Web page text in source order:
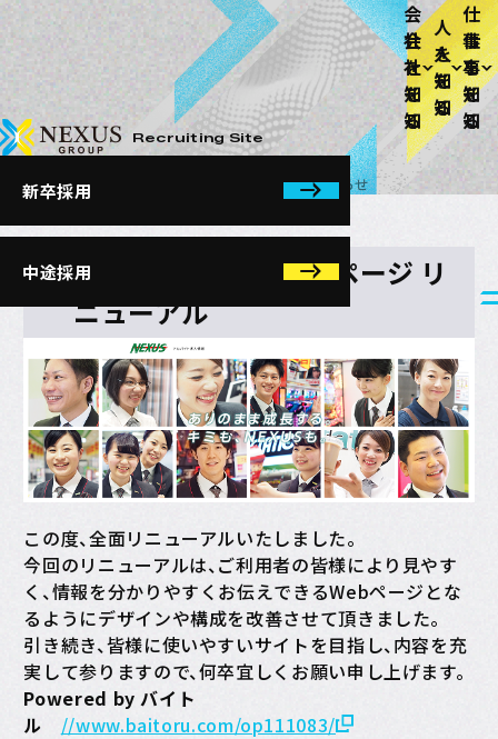
NEXUSホールディングス株式会社
Recruiting Site
会
社
を
知
る
人
を
知
る
仕
事
を
知
る
新卒採用
中途採用
News
【アルバイト求人情報】リ
ニューアルのお知らせ
TOP
お知らせ
【アルバイト求人情報】リニューアルのお知らせ
求人情報アルバイト・ページ リ
ニューアル
この度、全面リニューアルいたしました。
今回のリニューアルは、ご利用者の皆様により見やす
く、情報を分かりやすくお伝えできるWebページとな
るようにデザインや構成を改善させて頂きました。
引き続き、皆様に使いやすいサイトを目指し、内容を充
実して参りますので、何卒宜しくお願い申し上げます。
Powered by バイト
ル
//www.baitoru.com/op111083/